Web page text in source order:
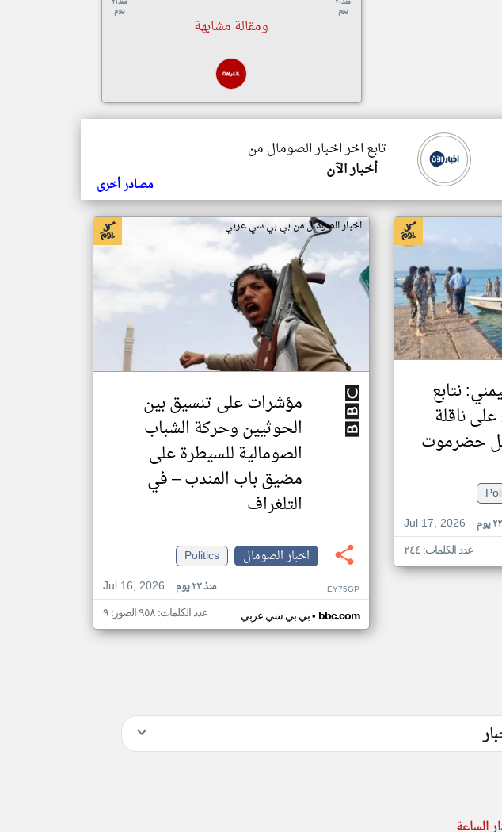
يوم يوم
ومقالة مشابهة
تابع اخر اخبار الصومال من
أخبار الآن
مصادر أخرى
نتابع
ناقلة
حضرموت
Jul 17, 2026
عدد الكلمات: ٢٤٤
اخبار الصومال من بي بي سي عربي
مؤشرات على تنسيق بين
الحوثيين وحركة الشباب
الصومالية للسيطرة على
مضيق باب المندب – في
التلغراف
اخبار الصومال
Politics
Jul 16, 2026
منذ ٢٣ يوم EY75GP
بي بي سي عربي• bbc.com عدد الكلمات: ٩٥٨ الصور: ٩